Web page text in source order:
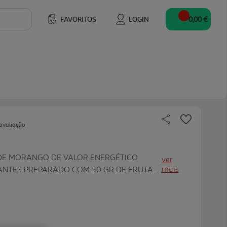
FAVORITOS LOGIN 0,00 €
MORANGO DE VALOR ENERGÉTICO
PREPARADO COM 50 GR DE FRUTA
CONSUMO EXCESSIVO PODE TER UM
ver
mais